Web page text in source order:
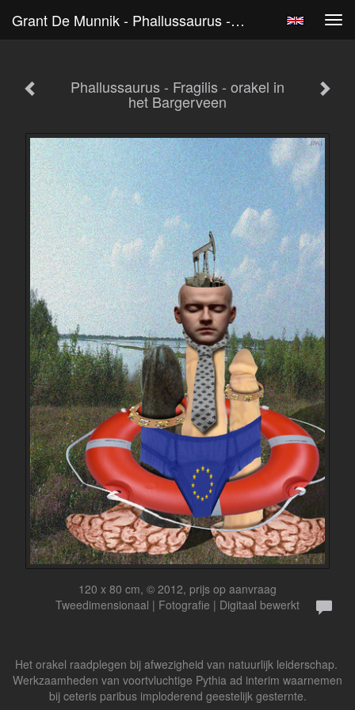
Grant De Munnik - Phallussaurus - Fragilis - Orakel In Het Bargerveen
Phallussaurus - Fragilis - orakel in
het Bargerveen
120 x 80 cm, © 2012, prijs op aanvraag
Tweedimensionaal | Fotografie | Digitaal bewerkt
Het orakel raadplegen bij afwezigheid van natuurlijk leiderschap.
Werkzaamheden van voortvluchtige Pythia ad interim waarnemen
bij ceteris paribus imploderend geestelijk gesternte.